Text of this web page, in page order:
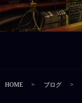
HOME ブログ